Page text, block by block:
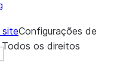
less
less
siteConfigurações de
Todos os direitos